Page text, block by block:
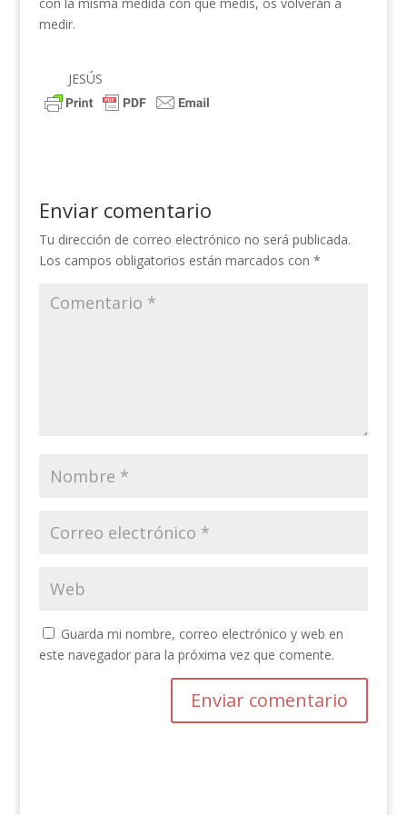
medir.
JESÚS
Enviar comentario
Tu dirección de correo electrónico no será publicada.
Los campos obligatorios están marcados con *
Guarda mi nombre, correo electrónico y web en
este navegador para la próxima vez que comente.